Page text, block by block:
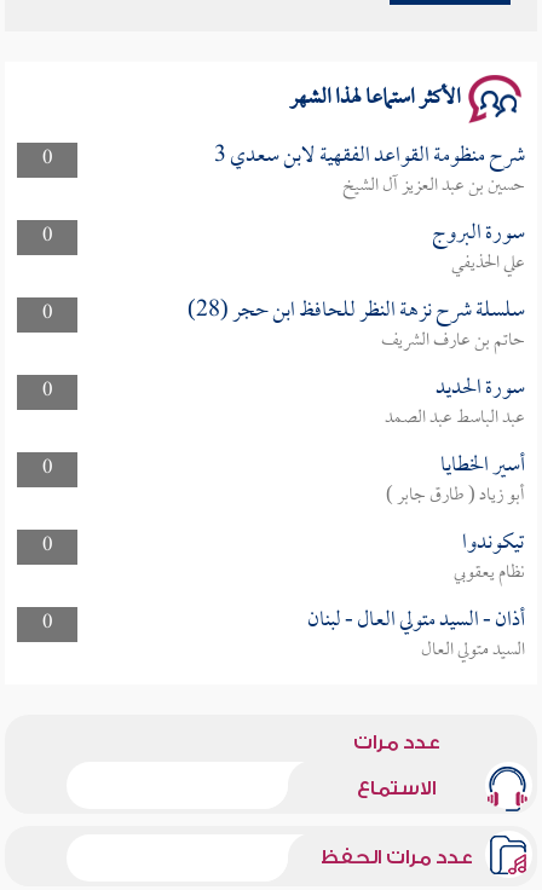
الأكثر استماعا لهذا الشهر
0 شرح منظومة القواعد الفقهية لابن سعدي 3
حسين بن عبد العزيز آل الشيخ
0
سورة البروج
علي الحذيفي
0
سلسلة شرح نزهة النظر للحافظ ابن حجر (28)
حاتم بن عارف الشريف
0
سورة الحديد
عبد الباسط عبد الصمد
0
أسير الخطايا
أبو زياد ( طارق جابر )
0
تيكوندوا
نظام يعقوبي
0
أذان - السيد متولي العال - لبنان
السيد متولي العال
عدد مرات
الاستماع
عدد مرات الحفظ